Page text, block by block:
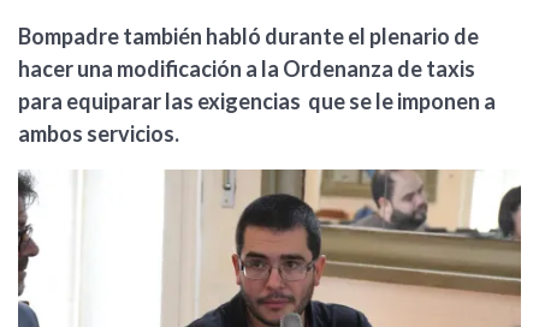
Bompadre también habló durante el plenario de
hacer una modificación a la Ordenanza de taxis
para equiparar las exigencias que se le imponen a
ambos servicios.